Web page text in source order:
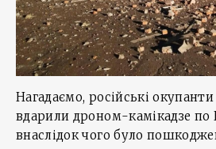
Нагадаємо, російські
вдарили дроном-камікадзе по
внаслідок чого було